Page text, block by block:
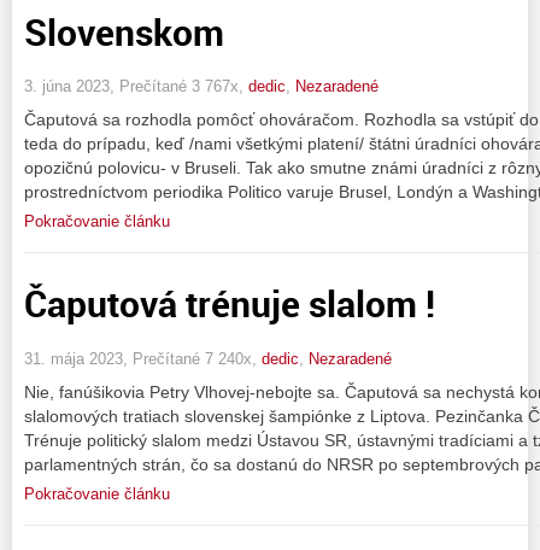
Slovenskom
3. júna 2023, Prečítané 3 767x, dedic, Nezaradené
Čaputová sa rozhodla pomôcť ohováračom. Rozhodla sa vstúpiť
teda do prípadu, keď /nami všetkými platení/ štátni úradníci
opozičnú polovicu- v Bruseli. Tak ako smutne známi úradníci z
prostredníctvom periodika Politico varuje Brusel, Londýn a
Pokračovanie článku
Čaputová trénuje slalom !
31. mája 2023, Prečítané 7 240x, dedic Nezaradené
Nie, fanúšikovia Petry Vlhovej-nebojte sa. Čaputová sa nechystá
slalomových tratiach slovenskej šampiónke z Liptova. Pezinčanka
Trénuje politický slalom medzi Ústavou SR, ústavnými tradíciami a
parlamentných strán, čo sa dostanú do NRSR po septembrových
Pokračovanie článku